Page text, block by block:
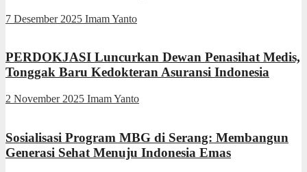
7 Desember 2025 Imam Yanto
PERDOKJASI Luncurkan Dewan Penasihat Medis,
Tonggak Baru Kedokteran Asuransi Indonesia
2 November 2025 Imam Yanto
Sosialisasi Program MBG di Serang: Membangun
Generasi Sehat Menuju Indonesia Emas